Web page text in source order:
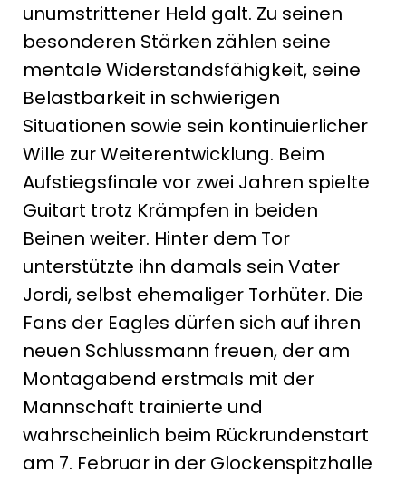
unumstrittener Held galt. Zu seinen
besonderen Stärken zählen seine
mentale Widerstandsfähigkeit, seine
Belastbarkeit in schwierigen
Situationen sowie sein kontinuierlicher
Wille zur Weiterentwicklung. Beim
Aufstiegsfinale vor zwei Jahren spielte
Guitart trotz Krämpfen in beiden
Beinen weiter. Hinter dem Tor
unterstützte ihn damals sein Vater
Jordi, selbst ehemaliger Torhüter. Die
Fans der Eagles dürfen sich auf ihren
neuen Schlussmann freuen, der am
Montagabend erstmals mit der
Mannschaft trainierte und
wahrscheinlich beim Rückrundenstart
am 7. Februar in der Glockenspitzhalle